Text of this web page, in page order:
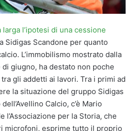
l’ipotesi di una cessione
Sidigas Scandone per quanto
L’immobilismo mostrato dalla
giugno, ha destato non poche
gli addetti ai lavori. Tra i primi ad
la situazione del gruppo Sidigas
Calcio, c’è Mario
l’Associazione per la Storia, che
microfoni, esprime tutto il proprio